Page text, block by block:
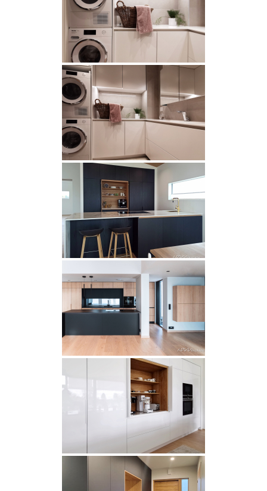
Galleria
Asiakaskokemuksia
ARKKIkauppa
€0,00
PALVELUT
Suunnittelijoille
Projektimyynti
MEISTÄ
Yhteystiedot
Tiimi
Tarina
Rekry